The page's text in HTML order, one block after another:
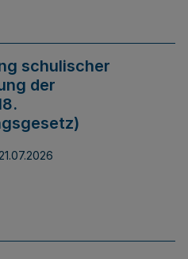
schulischer
der
21.07.2026